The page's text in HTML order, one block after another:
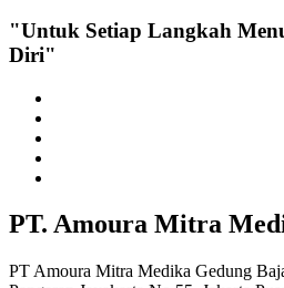
"Untuk Setiap Langkah
Diri"
PT. Amoura Mitra
PT Amoura Mitra Medika Gedung